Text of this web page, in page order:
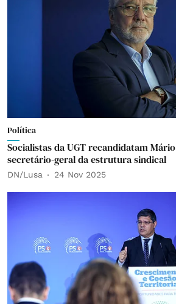
Política
Socialistas da UGT recandidatam
secretário-geral da estrutura sindical
DN/Lusa 24 Nov 2025